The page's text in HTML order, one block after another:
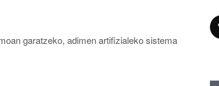
garatzeko, adimen artifizialeko sistema